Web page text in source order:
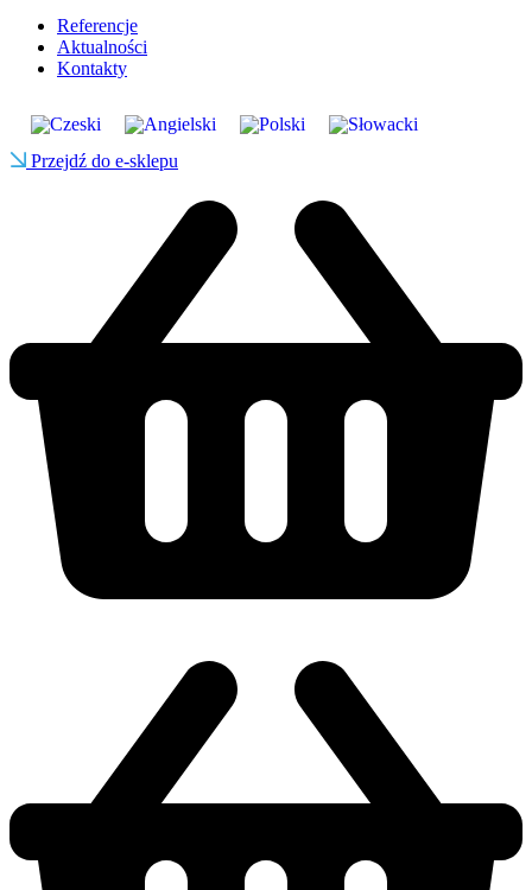
Referencje
Aktualności
Kontakty
Przejdź do e-sklepu